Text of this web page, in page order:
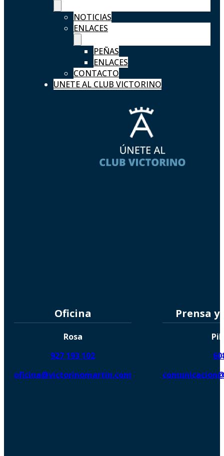
NOTICIAS
ENLACES
PEÑAS
ENLACES
CONTACTO
UNETE AL CLUB VICTORINO
Oficina
Rosa
927 193 102
oficina@victorinomartin.com
Prensa